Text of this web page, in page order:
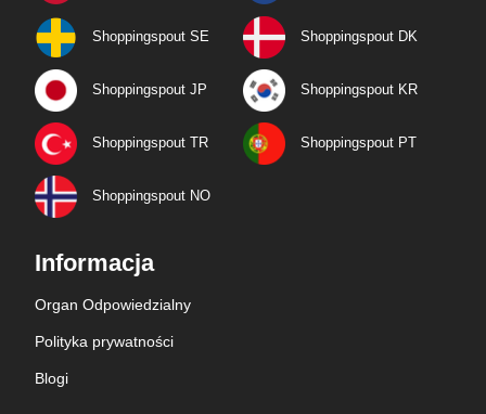
Shoppingspout SE Shoppingspout DK
Shoppingspout JP Shoppingspout KR
Shoppingspout TR Shoppingspout PT
Shoppingspout NO
Informacja
Organ Odpowiedzialny
Polityka prywatności
Blogi